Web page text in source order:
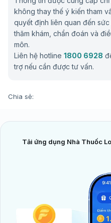
không thay thế ý kiến tham
quyết định liên quan đến
thăm khám, chẩn đoán và
môn.
Liên hệ hotline 1800 6928
trợ nếu cần được tư vấn.
Chia sẻ:
Tải ứng dụng Nhà Thuốc